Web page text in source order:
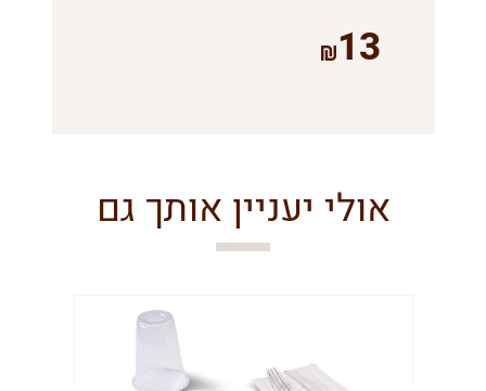
13
אולי יעניין אותך גם